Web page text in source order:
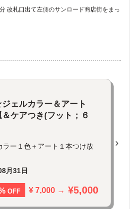
改札口出て左側のサンロード商店街をまっ
ェルカラー＆アート
＆ケアつき(フット；６
ラー１色＋アート１本つけ放
月31日
OFF ¥ 7,000 → ¥5,000